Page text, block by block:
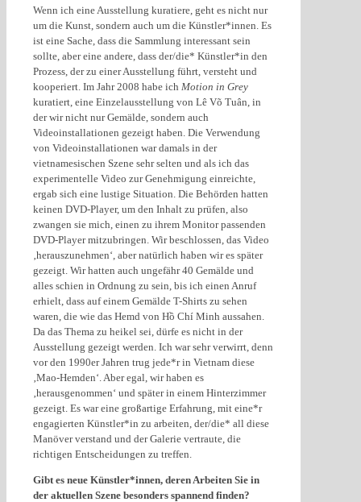
Wenn ich eine Ausstellung kuratiere, geht es nicht nur
um die Kunst, sondern auch um die Künstler*innen. Es
ist eine Sache, dass die Sammlung interessant sein
sollte, aber eine andere, dass der/die* Künstler*in den
Prozess, der zu einer Ausstellung führt, versteht und
kooperiert. Im Jahr 2008 habe ich Motion in Grey
kuratiert, eine Einzelausstellung von Lê Võ Tuân, in
der wir nicht nur Gemälde, sondern auch
Videoinstallationen gezeigt haben. Die Verwendung
von Videoinstallationen war damals in der
vietnamesischen Szene sehr selten und als ich das
experimentelle Video zur Genehmigung einreichte,
ergab sich eine lustige Situation. Die Behörden hatten
keinen DVD-Player, um den Inhalt zu prüfen, also
zwangen sie mich, einen zu ihrem Monitor passenden
DVD-Player mitzubringen. Wir beschlossen, das Video
‚herauszunehmen‘, aber natürlich haben wir es später
gezeigt. Wir hatten auch ungefähr 40 Gemälde und
alles schien in Ordnung zu sein, bis ich einen Anruf
erhielt, dass auf einem Gemälde T-Shirts zu sehen
waren, die wie das Hemd von Hồ Chí Minh aussahen.
Da das Thema zu heikel sei, dürfe es nicht in der
Ausstellung gezeigt werden. Ich war sehr verwirrt, denn
vor den 1990er Jahren trug jede*r in Vietnam diese
‚Mao-Hemden‘. Aber egal, wir haben es
‚herausgenommen‘ und später in einem Hinterzimmer
gezeigt. Es war eine großartige Erfahrung, mit eine*r
engagierten Künstler*in zu arbeiten, der/die* all diese
Manöver verstand und der Galerie vertraute, die
richtigen Entscheidungen zu treffen.
Gibt es neue Künstler*innen, deren Arbeiten Sie in
der aktuellen Szene besonders spannend finden?